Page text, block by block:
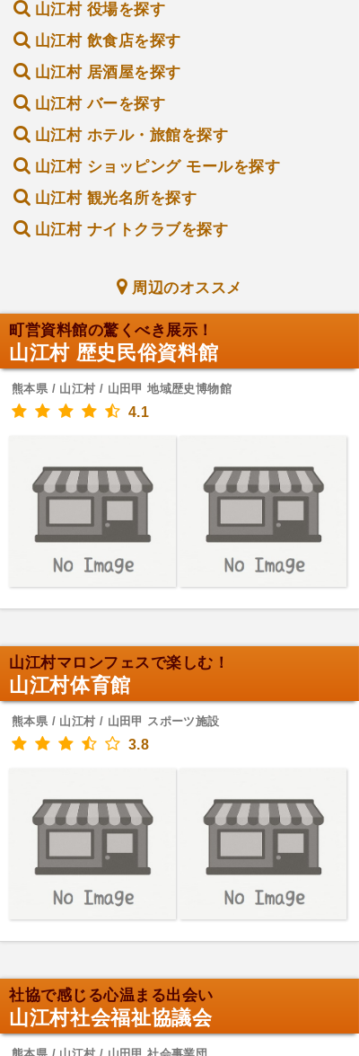
山江村 役場を探す
山江村 飲食店を探す
山江村 居酒屋を探す
山江村 バーを探す
山江村 ホテル・旅館を探す
山江村 ショッピング モールを探す
山江村 観光名所を探す
山江村 ナイトクラブを探す
周辺のオススメ
町営資料館の驚くべき展示！
山江村 歴史民俗資料館
熊本県 / 山江村 / 山田甲 地域歴史博物館
4.1
山江村マロンフェスで楽しむ！
山江村体育館
熊本県 / 山江村 / 山田甲 スポーツ施設
3.8
社協で感じる心温まる出会い
山江村社会福祉協議会